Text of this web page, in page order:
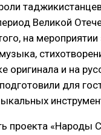
Великой
на мероприятии
оригинала и на
для
проекта «Народы